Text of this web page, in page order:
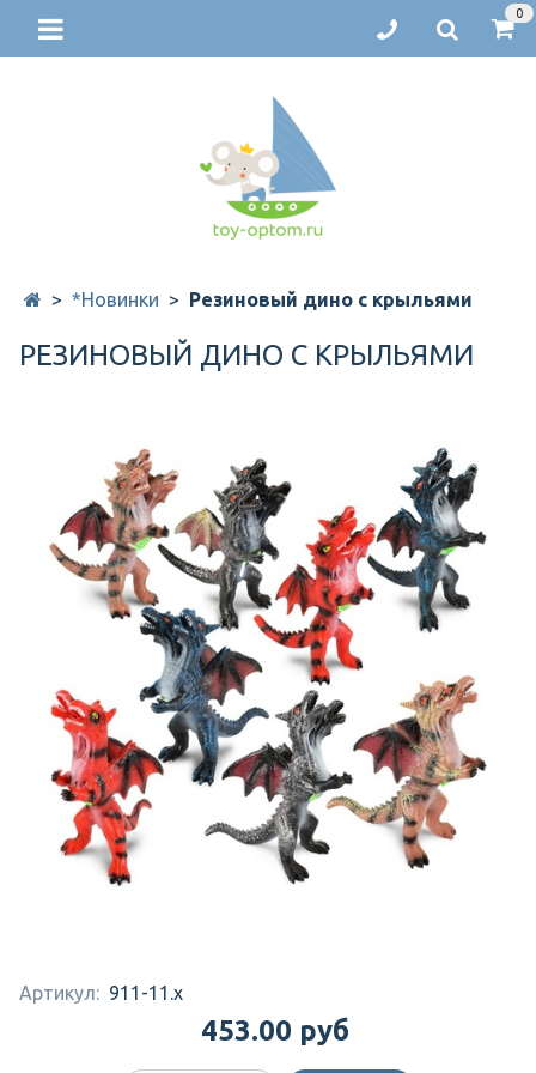
0
*Новинки Резиновый дино с крыльями
РЕЗИНОВЫЙ ДИНО С КРЫЛЬЯМИ
Артикул: 911-11.x
453.00 руб